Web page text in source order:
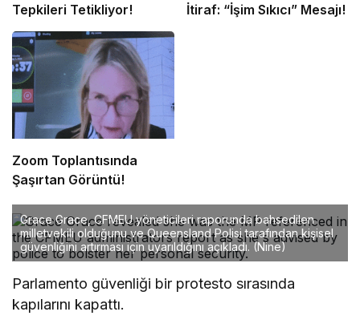
Tepkileri Tetikliyor!
İtiraf: “İşim Sıkıcı” Mesajı!
Zoom Toplantısında
Şaşırtan Görüntü!
Grace Grace, CFMEU yöneticileri raporunda bahsedilen
milletvekili olduğunu ve Queensland Polisi tarafından kişisel
güvenliğini artırması için uyarıldığını açıkladı. (Nine)
Parlamento güvenliği bir protesto sırasında
kapılarını kapattı.